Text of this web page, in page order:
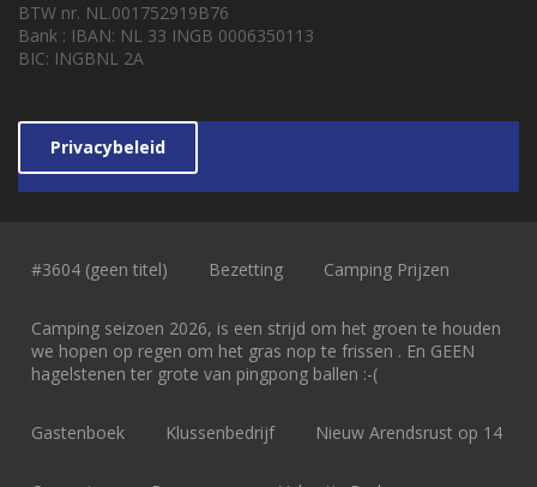
BTW nr. NL.001752919B76
Bank : IBAN: NL 33 INGB 0006350113
BIC: INGBNL 2A
Privacybeleid
#3604 (geen titel) Bezetting Camping Prijzen
Camping seizoen 2026, is een strijd om het groen te houden
we hopen op regen om het gras nop te frissen . En GEEN
hagelstenen ter grote van pingpong ballen :-(
Gastenboek Klussenbedrijf Nieuw Arendsrust op 14